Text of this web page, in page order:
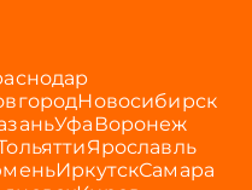
Новосибирск
УфаВоронеж
Ярославль
ИркутскСамара